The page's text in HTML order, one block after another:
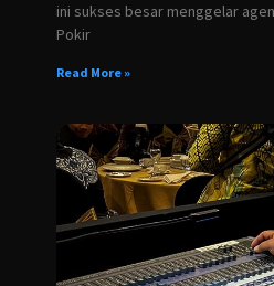
ini sukses besar menggelar
Pokir
Read More »